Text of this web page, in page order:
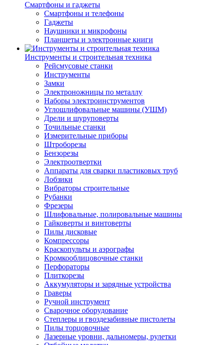
Смартфоны и гаджеты
Смартфоны и телефоны
Гаджеты
Наушники и микрофоны
Планшеты и электронные книги
Инструменты и строительная техника
Рейсмусовые станки
Инструменты
Замки
Электроножницы по металлу
Наборы электроинструментов
Углошлифовальные машины (УШМ)
Дрели и шуруповерты
Точильные станки
Измерительные приборы
Штроборезы
Бензорезы
Электроотвертки
Аппараты для сварки пластиковых труб
Лобзики
Вибраторы строительные
Рубанки
Фрезеры
Шлифовальные, полировальные машины
Гайковерты и винтоверты
Пилы дисковые
Компрессоры
Краскопульты и аэрографы
Кромкооблицовочные станки
Перфораторы
Плиткорезы
Аккумуляторы и зарядные устройства
Граверы
Ручной инструмент
Сварочное оборудование
Степлеры и гвоздезабивные пистолеты
Пилы торцовочные
Лазерные уровни, дальномеры, рулетки